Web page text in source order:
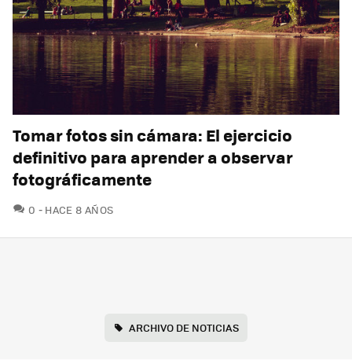
Tomar fotos sin cámara: El ejercicio
definitivo para aprender a observar
fotográficamente
0 COMENTARIOS
HACE 8 AÑOS
ARCHIVO DE NOTICIAS